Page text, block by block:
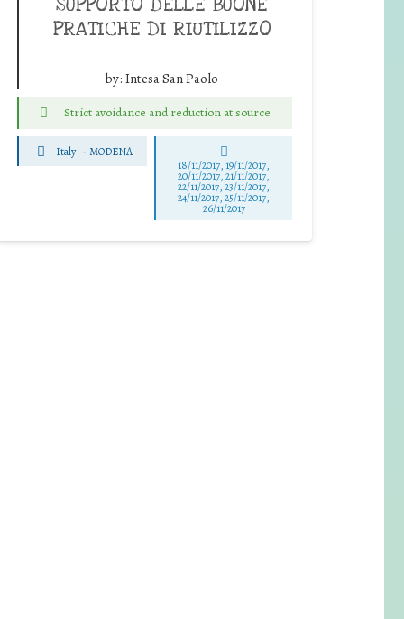
PRATICHE DI RIUTILIZZO
by: Intesa San Paolo
Strict avoidance and reduction at source
Italy -MODENA
18/11/2017, 19/11/2017,
20/11/2017, 21/11/2017,
22/11/2017, 23/11/2017,
24/11/2017, 25/11/2017,
26/11/2017